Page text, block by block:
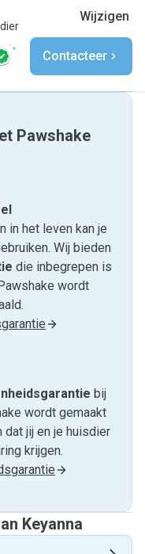
Wijzigen
Contacteer
Pawshake
in het leven kan je
Wij bieden
die inbegrepen is
wordt
bij
wordt gemaakt
dat jij en je huisdier
krijgen.
Keyanna